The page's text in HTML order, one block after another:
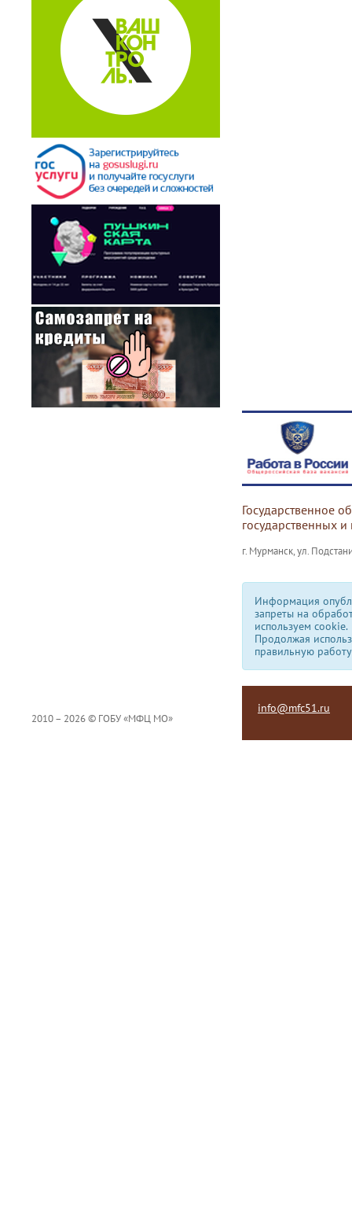
Государственное
государственных
г. Мурманск, ул.
Информация
запреты на
используем сookie.
Продолжая
правильную
2010 – 2026 © ГОБУ «МФЦ МО»
info@mfc51.ru